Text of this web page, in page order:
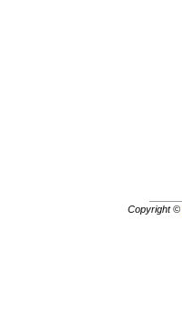
Copyright ©